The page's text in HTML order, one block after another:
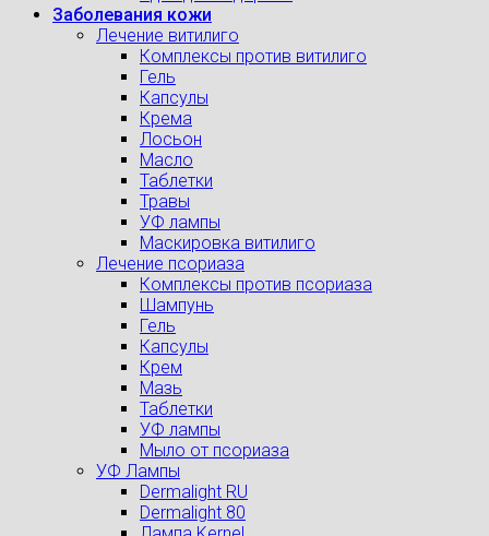
Заболевания кожи
Лечение витилиго
Комплексы против витилиго
Гель
Капсулы
Крема
Лосьон
Масло
Таблетки
Травы
УФ лампы
Маскировка витилиго
Лечение псориаза
Комплексы против псориаза
Шампунь
Гель
Капсулы
Крем
Мазь
Таблетки
УФ лампы
Мыло от псориаза
УФ Лампы
Dermalight RU
Dermalight 80